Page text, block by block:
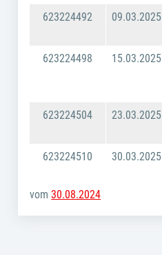
623224492
09.03.2025
623224498
15.03.2025
623224504 23.03.2025
623224510
30.03.2025
vom30.08.2024